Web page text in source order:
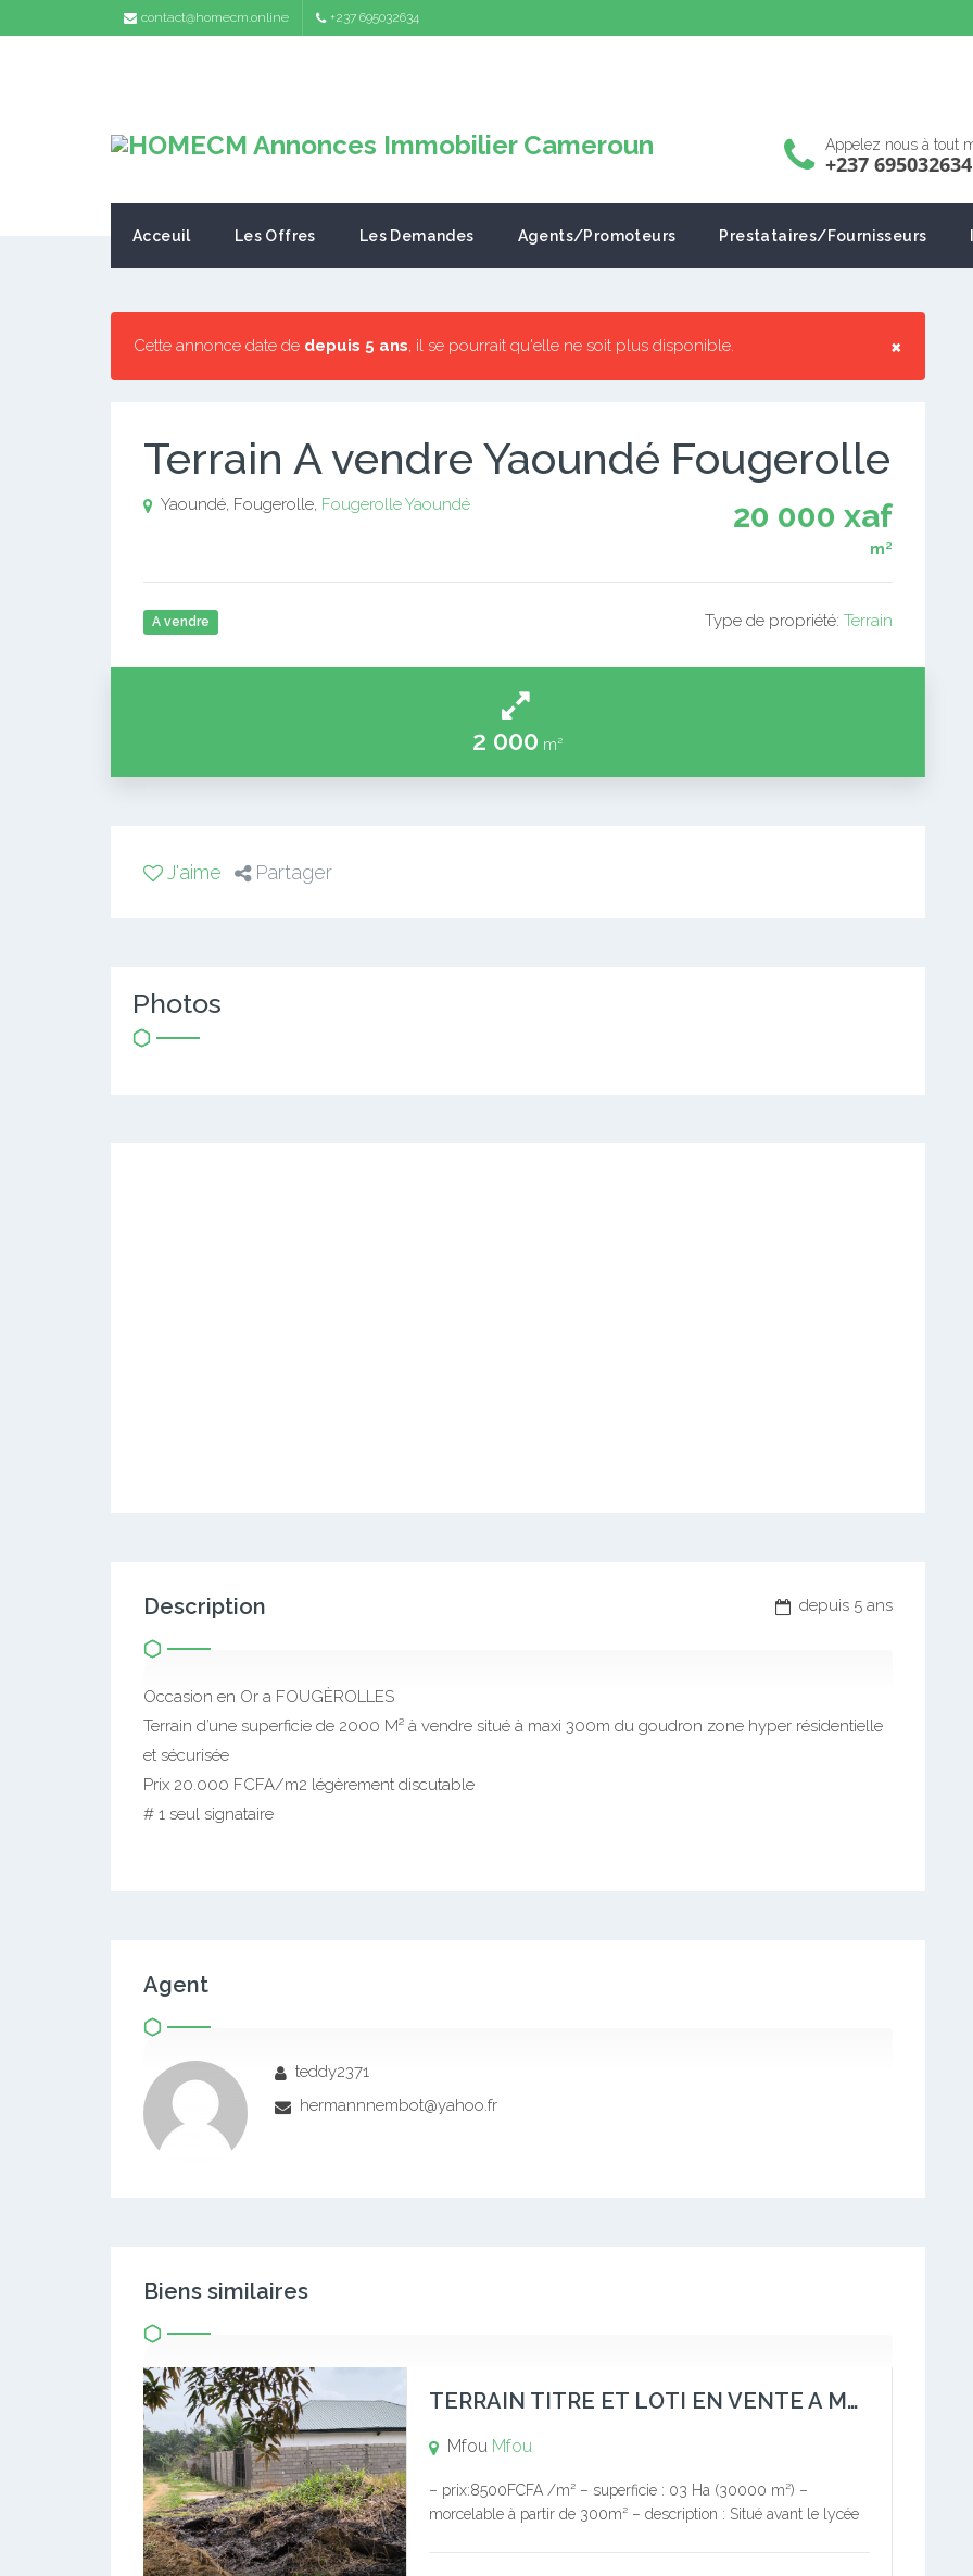
contact@homecm.online +237 695032634
Appelez nous à tout
+237 695032634
Acceuil Les Offres Les Demandes Agents/Promoteurs Prestataires/Fournisseurs
×
Cette annonce date de depuis 5 ans, il se pourrait qu'elle ne soit plus disponible.
Terrain A vendre Yaoundé Fougerolle
20 000 xaf
m²
Yaoundé, Fougerolle, FougerolleYaoundé
A vendre Type de propriété: Terrain
2 000 m²
J'aime Partager
Photos
depuis 5 ans
Description
Occasion en Or a FOUGÈROLLES
Terrain d’une superficie de 2000 M² à vendre situé à maxi 300m du goudron zone hyper résidentielle
et sécurisée
Prix 20.000 FCFA/m2 légèrement discutable
# 1 seul signataire
Agent
teddy2371
hermannnembot@yahoo.fr
Biens similaires
TERRAIN TITRE ET LOTI EN VENTE A MFOU YAOUNDE
Mfou Mfou
– prix:8500FCFA /m² – superficie : 03 Ha (30000 m²) –
morcelable à partir de 300m² – description : Situé avant le lycée